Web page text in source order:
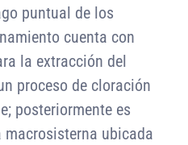
puntual de los
cuenta con
la extracción del
proceso de cloración
posteriormente es
macrosisterna ubicada